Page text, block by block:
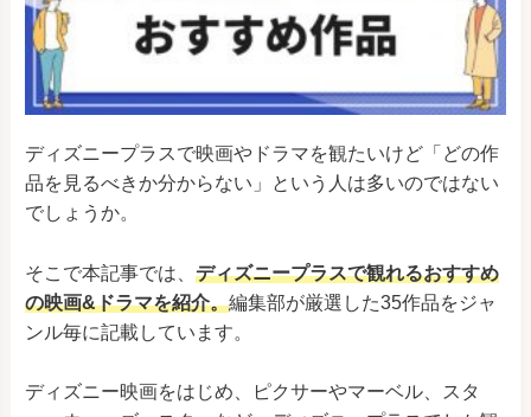
ディズニープラスで映画やドラマを観たいけど「どの作
品を見るべきか分からない」という人は多いのではない
でしょうか。
そこで本記事では、 ディズニープラスで観れるおすすめ
の映画&ドラマを紹介。編集部が厳選した35作品をジャ
ンル毎に記載しています。
ディズニー映画をはじめ、ピクサーやマーベル、スタ